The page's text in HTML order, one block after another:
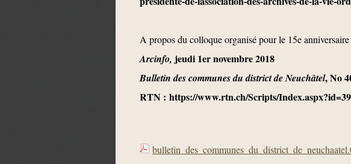
A propos du colloque organisé pour le 15e
Arcinfo, jeudi 1er novembre 2018
Bulletin des communes du district de Neuchâtel, No
RTN : https://www.rtn.ch/Scripts/